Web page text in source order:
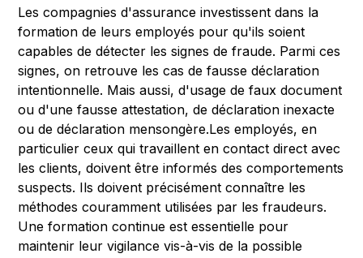
Les compagnies d'assurance investissent dans la
formation de leurs employés pour qu'ils soient
capables de détecter les signes de fraude. Parmi ces
signes, on retrouve les cas de fausse déclaration
intentionnelle. Mais aussi, d'usage de faux document
ou d'une fausse attestation, de déclaration inexacte
ou de déclaration mensongère.Les employés, en
particulier ceux qui travaillent en contact direct avec
les clients, doivent être informés des comportements
suspects. Ils doivent précisément connaître les
méthodes couramment utilisées par les fraudeurs.
Une formation continue est essentielle pour
maintenir leur vigilance vis-à-vis de la possible